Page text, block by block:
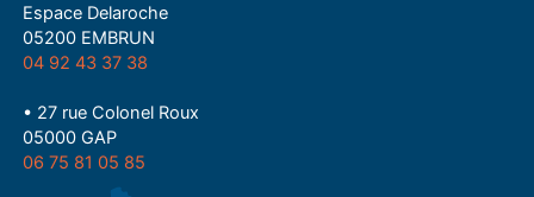
Espace Delaroche
05200 EMBRUN
04 92 43 37 38
• 27 rue Colonel Roux
05000 GAP
06 75 81 05 85